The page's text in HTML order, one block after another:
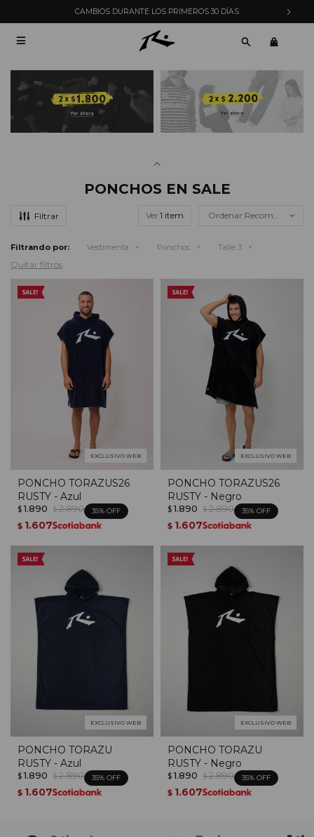
CAMBIOS DURANTE LOS PRIMEROS 30 DÍAS

PONCHOS EN SALE
Ver Recomendados
Filtrando por: Vestimenta Ponchos Talle 3
Quitar filtros
EXCLUSIVO WEB
PONCHO TORAZUS26
RUSTY - Azul
$ 1.890 $ 2.890 35
$ 1.607
EXCLUSIVO WEB
PONCHO TORAZUS26
RUSTY - Negro
$ 1.890 $ 2.890 35
$ 1.607
EXCLUSIVO WEB
PONCHO TORAZU
RUSTY - Azul
$ 1.890 $ 2.890 35
$ 1.607
EXCLUSIVO WEB
PONCHO TORAZU
RUSTY - Negro
$ 1.890 $ 2.890 35
$ 1.607